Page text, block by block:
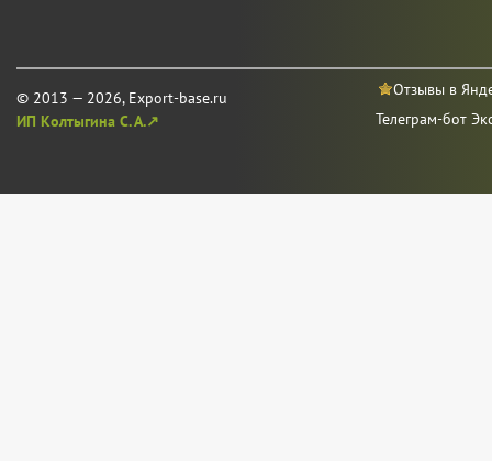
© 2013 — 2026, Export-base.ru
ИП Колтыгина С. А.↗
Отзывы в
Телеграм-бот